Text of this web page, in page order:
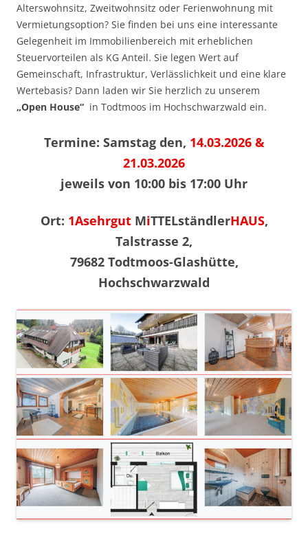
Alterswohnsitz, Zweitwohnsitz oder Ferienwohnung mit
Vermietungsoption? Sie finden bei uns eine interessante
Gelegenheit im Immobilienbereich mit erheblichen
Steuervorteilen als KG Anteil. Sie legen Wert auf
Gemeinschaft, Infrastruktur, Verlässlichkeit und eine klare
Wertebasis? Dann laden wir Sie herzlich zu unserem
„Open House“ in Todtmoos im Hochschwarzwald ein.
Termine: Samstag den, 14.03.2026 &
21.03.2026
jeweils von 10:00 bis 17:00 Uhr
Ort: 1AsehrgutMiTTELständlerHAUS,
Talstrasse 2,
79682 Todtmoos-Glashütte,
Hochschwarzwald